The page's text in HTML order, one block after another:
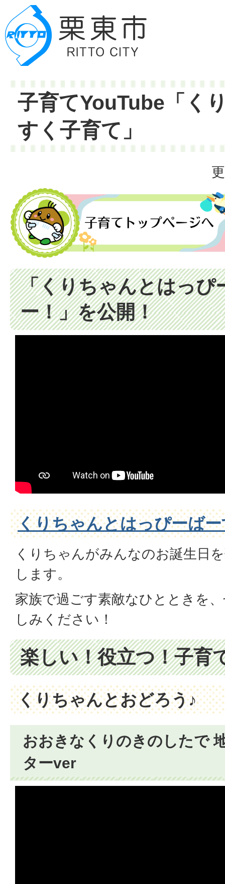
子育てYouTube「く
すく子育て」
「くりちゃんとはっぴ
ー！」を公開！
くりちゃんとはっぴーば
くりちゃんがみんなのお誕生日
します。
家族で過ごす素敵なひとときを
しみください！
楽しい！役立つ！子育
くりちゃんとおどろう♪
おおきなくりのきのしたで
ターver